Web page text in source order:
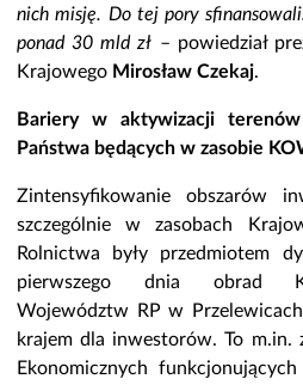
nich misję. Do tej pory
ponad 30 mld zł – powiedział
Krajowego Mirosław Czekaj.
Bariery w aktywizacji
Państwa będących w zasobie
Zintensyfikowanie obszarów
szczególnie w zasobach
Rolnictwa były przedmiotem
pierwszego dnia obrad
Województw RP w
krajem dla inwestorów. To m.in.
Ekonomicznych